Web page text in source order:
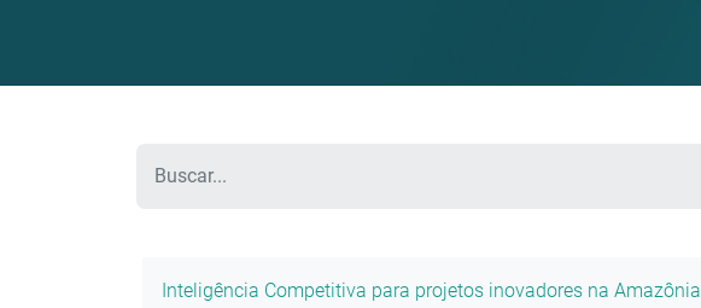
Inteligência Competitiva para projetos inovadores na Amazônia